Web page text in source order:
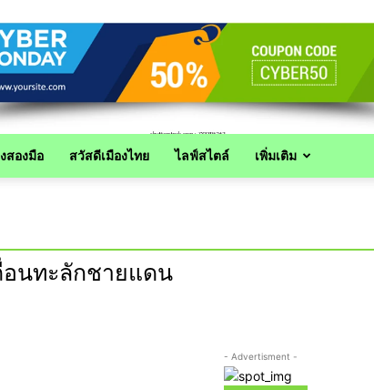
สองมือ สวัสดีเมืองไทย ไลฟ์สไตล์ เพิ่มเติม
อนทะลักชายแดน
- Advertisment -